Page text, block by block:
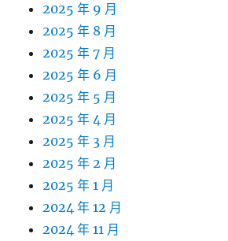
2025 年 9 月
2025 年 8 月
2025 年 7 月
2025 年 6 月
2025 年 5 月
2025 年 4 月
2025 年 3 月
2025 年 2 月
2025 年 1 月
2024 年 12 月
2024 年 11 月